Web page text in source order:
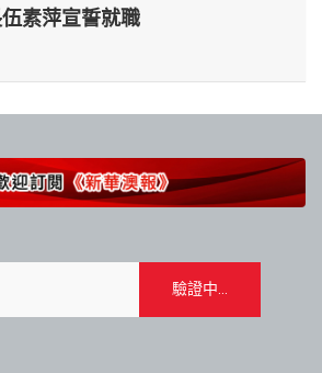
素萍宣誓就職